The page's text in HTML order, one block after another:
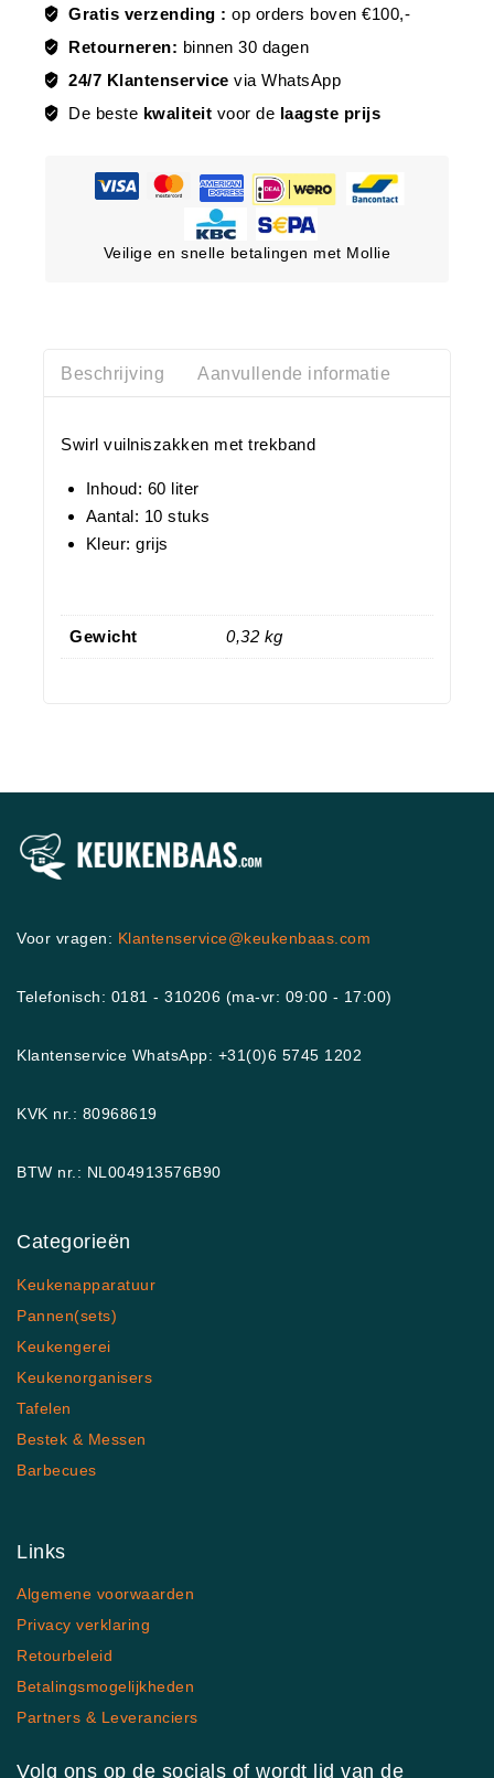
Gratis verzending :op orders boven €100,-
Retourneren: binnen 30 dagen
24/7 Klantenservice via WhatsApp
De beste kwaliteit voor de laagste prijs
Veilige en snelle betalingen met Mollie
Beschrijving Aanvullende informatie
Swirl vuilniszakken met trekband
Inhoud: 60 liter
Aantal: 10 stuks
Kleur: grijs
Gewicht 0,32 kg
Voor vragen: Klantenservice@keukenbaas.com
Telefonisch: 0181 - 310206 (ma-vr: 09:00 - 17:00)
Klantenservice WhatsApp: +31(0)6 5745 1202
KVK nr.: 80968619
BTW nr.: NL004913576B90
Categorieën
Keukenapparatuur
Pannen(sets)
Keukengerei
Keukenorganisers
Tafelen
Bestek & Messen
Barbecues
Links
Algemene voorwaarden
Privacy verklaring
Retourbeleid
Betalingsmogelijkheden
Partners & Leveranciers
Volg ons op de socials of wordt lid van de